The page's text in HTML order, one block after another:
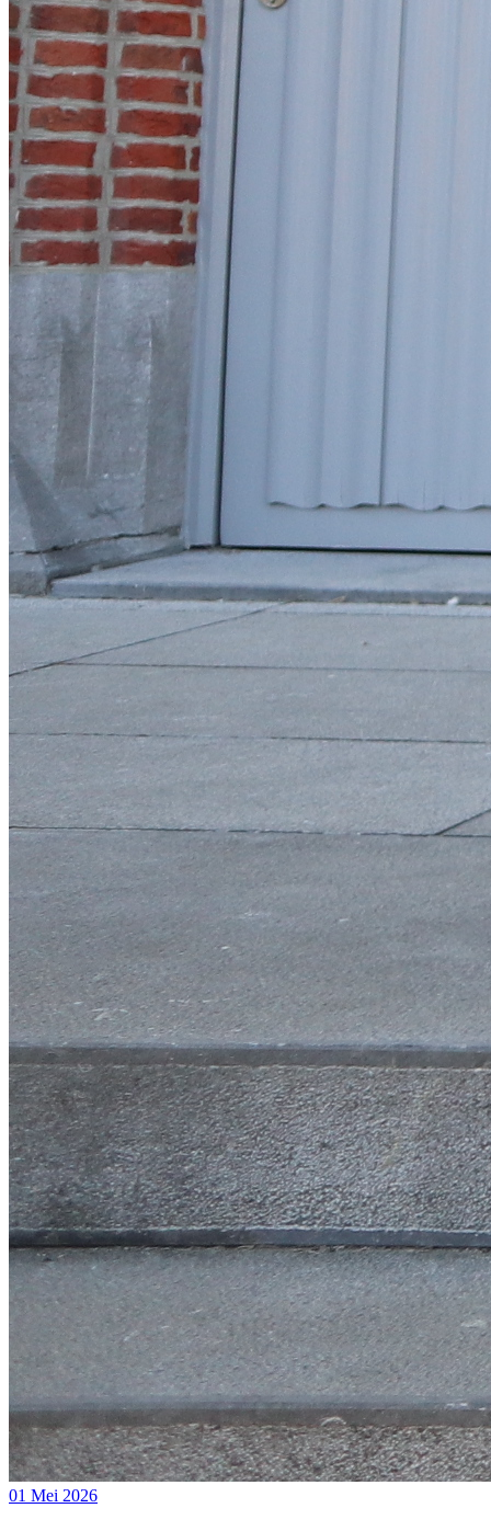
01 Mei 2026